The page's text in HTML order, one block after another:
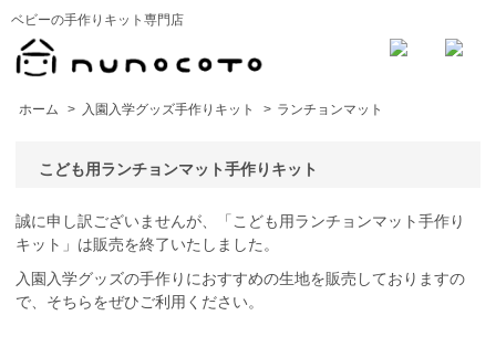
ベビーの手作りキット専門店
ホーム > 入園入学グッズ手作りキット > ランチョンマット
こども用ランチョンマット手作りキット
誠に申し訳ございませんが、「こども用ランチョンマット手作り
キット」は販売を終了いたしました。
入園入学グッズの手作りにおすすめの生地を販売しておりますの
で、そちらをぜひご利用ください。